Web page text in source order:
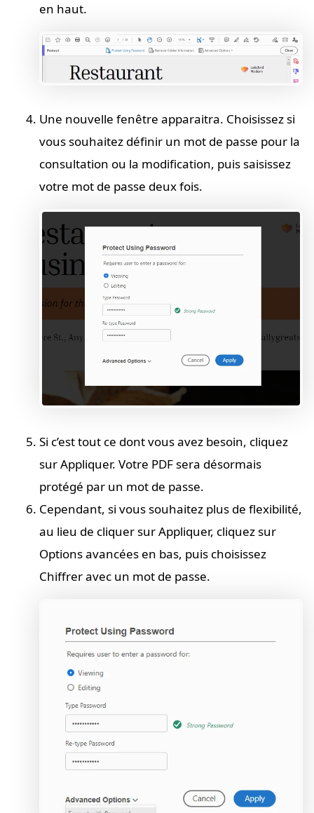
en haut.
Une nouvelle fenêtre apparaitra. Choisissez si
vous souhaitez définir un mot de passe pour la
consultation ou la modification, puis saisissez
votre mot de passe deux fois.
Si c’est tout ce dont vous avez besoin, cliquez
sur Appliquer. Votre PDF sera désormais
protégé par un mot de passe.
Cependant, si vous souhaitez plus de flexibilité,
au lieu de cliquer sur Appliquer, cliquez sur
Options avancées en bas, puis choisissez
Chiffrer avec un mot de passe.